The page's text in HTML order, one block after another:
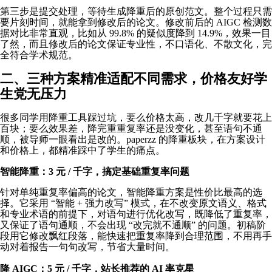
第三步是提交处理，等待生成降重后的原创范文。整个过程只需
要片刻时间，就能拿到修改后的论文。修改前后的 AIGC 检测数
据对比非常直观，比如从 99.8% 的疑似度降到 14.9%，效果一目
了然，而且修改后的论文保证专业性，不口语化、不散文化，完
全符合学术规范。
二、三种方案精准适配不同需求，价格友好学
生党无压力
很多同学用降重工具踩过坑，要么价格太高，改几千字就要花上
百块；要么效果差，降完重重复率还是没变化，甚至语句不通
顺，被导师一眼看出是改的。paperzz 的降重板块，在方案设计
和价格上，都精准踩中了学生的痛点。
智能降重：3 元 / 千字，搞定基础重复率问题
针对单纯重复率偏高的论文，智能降重方案是性价比最高的选
择。它采用 “智能 + 强力改写” 模式，在不改变原文语义、格式
和专业术语的前提下，对语句进行优化改写，既降低了重复率，
又保证了语句通顺，不会出现 “改完就不通顺” 的问题。初稿阶
段用它修改飘红段落，能快速把重复率降到合理范围，不用再手
动对着报告一句句改写，节省大量时间。
降 AIGC：5 元 / 千字，站长推荐的 AI 率克星